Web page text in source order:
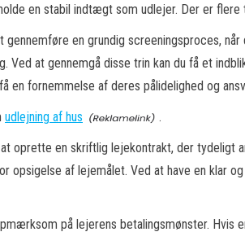
en stabil indtægt som udlejer. Der er flere
en grundig screeningsproces,
Ved at gennemgå disse trin kan du få et
en fornemmelse af deres pålidelighed og
udlejning af hus
.
oprette en skriftlig lejekontrakt, der tydeligt
opsigelse af lejemålet. Ved at have en klar
på lejerens betalingsmønster.